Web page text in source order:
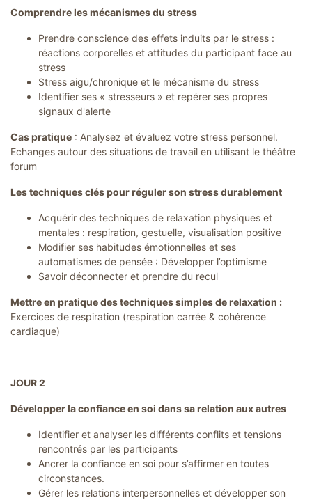
Comprendre les mécanismes du stress
Prendre conscience des effets induits par le stress :
réactions corporelles et attitudes du participant face au
stress
Stress aigu/chronique et le mécanisme du stress
Identifier ses « stresseurs » et repérer ses propres
signaux d'alerte
Cas pratique : Analysez et évaluez votre stress personnel.
Echanges autour des situations de travail en utilisant le théâtre
forum
Les techniques clés pour réguler son stress durablement
Acquérir des techniques de relaxation physiques et
mentales : respiration, gestuelle, visualisation positive
Modifier ses habitudes émotionnelles et ses
automatismes de pensée : Développer l’optimisme
Savoir déconnecter et prendre du recul
Mettre en pratique des techniques simples de relaxation :
Exercices de respiration (respiration carrée & cohérence
cardiaque)
JOUR 2
Développer la confiance en soi dans sa relation aux autres
Identifier et analyser les différents conflits et tensions
rencontrés par les participants
Ancrer la confiance en soi pour s’affirmer en toutes
circonstances.
Gérer les relations interpersonnelles et développer son